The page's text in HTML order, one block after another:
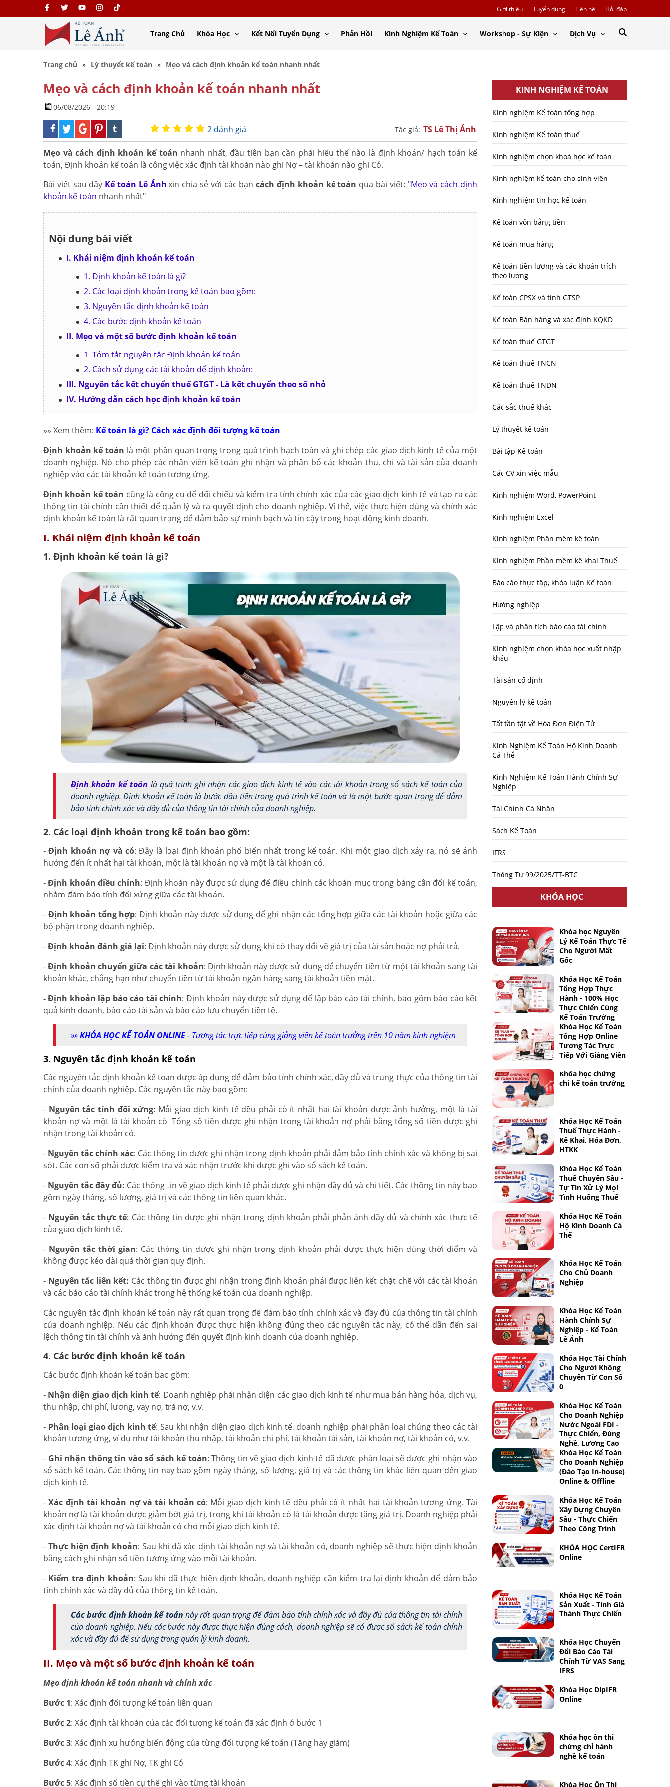
Giới thiệu Tuyển dụng Liên hệ Hỏi đáp
Trang Chủ Khóa Học Kết Nối Tuyển Dụng Phản Hồi Kinh Nghiệm Kế Toán Workshop - Sự Kiện Dịch Vụ
Trang chủ Lý thuyết kế toán Mẹo và cách định khoản kế toán nhanh nhất
Mẹo và cách định khoản kế toán nhanh nhất
06/08/2026 - 20:19
2 đánh giá Tác giả: TS Lê Thị Ánh
Mẹo và cách định khoản kế toán nhanh nhất, đầu tiên bạn cần phải hiểu thế nào là định khoản/ hạch toán kế
toán, Định khoản kế toán là công việc xác định tài khoản nào ghi Nợ – tài khoản nào ghi Có.
Bài viết sau đây Kế toán Lê Ánh xin chia sẻ với các bạncách định khoản kế toán qua bài viết: "Mẹo và cách định
khoản kế toán nhanh nhất"
Nội dung bài viết
I. Khái niệm định khoản kế toán
1. Định khoản kế toán là gì?
2. Các loại định khoản trong kế toán bao gồm:
3. Nguyên tắc định khoản kế toán
4. Các bước định khoản kế toán
II. Mẹo và một số bước định khoản kế toán
1. Tóm tắt nguyên tắc Định khoản kế toán
2. Cách sử dụng các tài khoản để định khoản:
III. Nguyên tắc kết chuyển thuế GTGT - Là kết chuyển theo số nhỏ
IV. Hướng dẫn cách học định khoản kế toán
»» Xem thêm: Kế toán là gì? Cách xác định đối tượng kế toán
Định khoản kế toán là một phần quan trọng trong quá trình hạch toán và ghi chép các giao dịch kinh tế của một
doanh nghiệp. Nó cho phép các nhân viên kế toán ghi nhận và phân bổ các khoản thu, chi và tài sản của doanh
nghiệp vào các tài khoản kế toán tương ứng.
Định khoản kế toán cũng là công cụ để đối chiếu và kiểm tra tính chính xác của các giao dịch kinh tế và tạo ra các
thông tin tài chính cần thiết để quản lý và ra quyết định cho doanh nghiệp. Vì thế, việc thực hiện đúng và chính xác
định khoản kế toán là rất quan trọng để đảm bảo sự minh bạch và tin cậy trong hoạt động kinh doanh.
I. Khái niệm định khoản kế toán
1. Định khoản kế toán là gì?
Định khoản kế toán là quá trình ghi nhận các giao dịch kinh tế vào các tài khoản trong sổ sách kế toán của
doanh nghiệp. Định khoản kế toán là bước đầu tiên trong quá trình kế toán và là một bước quan trọng để đảm
bảo tính chính xác và đầy đủ của thông tin tài chính của doanh nghiệp.
2. Các loại định khoản trong kế toán bao gồm:
- Định khoản nợ và có: Đây là loại định khoản phổ biến nhất trong kế toán. Khi một giao dịch xảy ra, nó sẽ ảnh
hưởng đến ít nhất hai tài khoản, một là tài khoản nợ và một là tài khoản có.
-Định khoản điều chỉnh: Định khoản này được sử dụng để điều chỉnh các khoản mục trong bảng cân đối kế toán,
nhằm đảm bảo tính đối xứng giữa các tài khoản.
- Định khoản tổng hợp: Định khoản này được sử dụng để ghi nhận các tổng hợp giữa các tài khoản hoặc giữa các
bộ phận trong doanh nghiệp.
-Định khoản đánh giá lại: Định khoản này được sử dụng khi có thay đổi về giá trị của tài sản hoặc nợ phải trả.
-Định khoản chuyển giữa các tài khoản: Định khoản này được sử dụng để chuyển tiền từ một tài khoản sang tài
khoản khác, chẳng hạn như chuyển tiền từ tài khoản ngân hàng sang tài khoản tiền mặt.
- Định khoản lập báo cáo tài chính: Định khoản này được sử dụng để lập báo cáo tài chính, bao gồm báo cáo kết
quả kinh doanh, báo cáo tài sản và báo cáo lưu chuyển tiền tệ.
»»KHÓA HỌC KẾ TOÁN ONLINE- Tương tác trực tiếp cùng giảng viên kế toán trưởng trên 10 năm kinh nghiệm
3. Nguyên tắc định khoản kế toán
Các nguyên tắc định khoản kế toán được áp dụng để đảm bảo tính chính xác, đầy đủ và trung thực của thông tin tài
chính của doanh nghiệp. Các nguyên tắc này bao gồm:
- Nguyên tắc tính đối xứng: Mỗi giao dịch kinh tế đều phải có ít nhất hai tài khoản được ảnh hưởng, một là tài
khoản nợ và một là tài khoản có. Tổng số tiền được ghi nhận trong tài khoản nợ phải bằng tổng số tiền được ghi
nhận trong tài khoản có.
- Nguyên tắc chính xác: Các thông tin được ghi nhận trong định khoản phải đảm bảo tính chính xác và không bị sai
sót. Các con số phải được kiểm tra và xác nhận trước khi được ghi vào sổ sách kế toán.
- Nguyên tắc đầy đủ: Các thông tin về giao dịch kinh tế phải được ghi nhận đầy đủ và chi tiết. Các thông tin này bao
gồm ngày tháng, số lượng, giá trị và các thông tin liên quan khác.
- Nguyên tắc thực tế: Các thông tin được ghi nhận trong định khoản phải phản ánh đầy đủ và chính xác thực tế
của giao dịch kinh tế.
- Nguyên tắc thời gian: Các thông tin được ghi nhận trong định khoản phải được thực hiện đúng thời điểm và
không được kéo dài quá thời gian quy định.
- Nguyên tắc liên kết: Các thông tin được ghi nhận trong định khoản phải được liên kết chặt chẽ với các tài khoản
và các báo cáo tài chính khác trong hệ thống kế toán của doanh nghiệp.
Các nguyên tắc định khoản kế toán này rất quan trọng để đảm bảo tính chính xác và đầy đủ của thông tin tài chính
của doanh nghiệp. Nếu các định khoản được thực hiện không đúng theo các nguyên tắc này, có thể dẫn đến sai
lệch thông tin tài chính và ảnh hưởng đến quyết định kinh doanh của doanh nghiệp.
4. Các bước định khoản kế toán
Các bước định khoản kế toán bao gồm:
- Nhận diện giao dịch kinh tế: Doanh nghiệp phải nhận diện các giao dịch kinh tế như mua bán hàng hóa, dịch vụ,
thu nhập, chi phí, lương, vay nợ, trả nợ, v.v.
- Phân loại giao dịch kinh tế: Sau khi nhận diện giao dịch kinh tế, doanh nghiệp phải phân loại chúng theo các tài
khoản tương ứng, ví dụ như tài khoản thu nhập, tài khoản chi phí, tài khoản tài sản, tài khoản nợ, tài khoản có, v.v.
- Ghi nhận thông tin vào sổ sách kế toán: Thông tin về giao dịch kinh tế đã được phân loại sẽ được ghi nhận vào
sổ sách kế toán. Các thông tin này bao gồm ngày tháng, số lượng, giá trị và các thông tin khác liên quan đến giao
dịch kinh tế.
-Xác định tài khoản nợ và tài khoản có: Mỗi giao dịch kinh tế đều phải có ít nhất hai tài khoản tương ứng. Tài
khoản nợ là tài khoản được giảm bớt giá trị, trong khi tài khoản có là tài khoản được tăng giá trị. Doanh nghiệp phải
xác định tài khoản nợ và tài khoản có cho mỗi giao dịch kinh tế.
- Thực hiện định khoản: Sau khi đã xác định tài khoản nợ và tài khoản có, doanh nghiệp sẽ thực hiện định khoản
bằng cách ghi nhận số tiền tương ứng vào mỗi tài khoản.
- Kiểm tra định khoản: Sau khi đã thực hiện định khoản, doanh nghiệp cần kiểm tra lại định khoản để đảm bảo
tính chính xác và đầy đủ của thông tin kế toán.
Các bước định khoản kế toán này rất quan trọng để đảm bảo tính chính xác và đầy đủ của thông tin tài chính
của doanh nghiệp. Nếu các bước này được thực hiện đúng cách, doanh nghiệp sẽ có được sổ sách kế toán chính
xác và đầy đủ để sử dụng trong quản lý kinh doanh.
II. Mẹo và một số bước định khoản kế toán
Mẹo định khoản kế toán nhanh và chính xác
Bước 1: Xác định đối tượng kế toán liên quan
Bước 2: Xác định tài khoản của các đối tượng kế toán đã xác định ở bước 1
Bước 3: Xác định xu hướng biến động của từng đối tượng kế toán (Tăng hay giảm)
Bước 4: Xác định TK ghi Nợ, TK ghi Có
Bước 5: Xác định số tiền cụ thể ghi vào từng tài khoản
KINH NGHIỆM KẾ TOÁN
Kinh nghiệm Kế toán tổng hợp
Kinh nghiệm Kế toán thuế
Kinh nghiệm chọn khoá học kế toán
Kinh nghiệm kế toán cho sinh viên
Kinh nghiệm tin học kế toán
Kế toán vốn bằng tiền
Kế toán mua hàng
Kế toán tiền lương và các khoản trích
theo lương
Kế toán CPSX và tính GTSP
Kế toán Bán hàng và xác định KQKD
Kế toán thuế GTGT
Kế toán thuế TNCN
Kế toán thuế TNDN
Các sắc thuế khác
Lý thuyết kế toán
Bài tập Kế toán
Các CV xin việc mẫu
Kinh nghiệm Word, PowerPoint
Kinh nghiệm Excel
Kinh nghiệm Phần mềm kế toán
Kinh nghiệm Phần mềm kê khai Thuế
Báo cáo thực tập, khóa luận Kế toán
Hướng nghiệp
Lập và phân tích báo cáo tài chính
Kinh nghiệm chọn khóa học xuất nhập
khẩu
Tài sản cố định
Nguyên lý kế toán
Tất tần tật về Hóa Đơn Điện Tử
Kinh Nghiệm Kế Toán Hộ Kinh Doanh
Cá Thể
Kinh Nghiệm Kế Toán Hành Chính Sự
Nghiệp
Tài Chính Cá Nhân
Sách Kế Toán
IFRS
Thông Tư 99/2025/TT-BTC
KHÓA HỌC
Khóa học Nguyên
Lý Kế Toán Thực Tế
Cho Người Mất
Gốc
Khóa Học Kế Toán
Tổng Hợp Thực
Hành - 100% Học
Thực Chiến Cùng
Kế Toán Trưởng
Khóa Học Kế Toán
Tổng Hợp Online
Tương Tác Trực
Tiếp Với Giảng Viên
Khóa học chứng
chỉ kế toán trưởng
Khóa Học Kế Toán
Thuế Thực Hành -
Kê Khai, Hóa Đơn,
HTKK
Khóa Học Kế Toán
Thuế Chuyên Sâu -
Tự Tin Xử Lý Mọi
Tình Huống Thuế
Khóa Học Kế Toán
Hộ Kinh Doanh Cá
Thể
Khóa Học Kế Toán
Cho Chủ Doanh
Nghiệp
Khóa Học Kế Toán
Hành Chính Sự
Nghiệp - Kế Toán
Lê Ánh
Khóa Học Tài Chính
Cho Người Không
Chuyên Từ Con Số
0
Khóa Học Kế Toán
Cho Doanh Nghiệp
Nước Ngoài FDI -
Thực Chiến, Đúng
Nghề, Lương Cao
Khóa Học Kế Toán
Cho Doanh Nghiệp
(Đào Tạo In-house)
Online & Offline
Khóa Học Kế Toán
Xây Dựng Chuyên
Sâu - Thực Chiến
Theo Công Trình
KHÓA HỌC CertIFR
Online
Khóa Học Kế Toán
Sản Xuất - Tính Giá
Thành Thực Chiến
Khóa Học Chuyển
Đổi Báo Cáo Tài
Chính Từ VAS Sang
IFRS
Khóa Học DipIFR
Online
Khóa học ôn thi
chứng chỉ hành
nghề kế toán
Khóa Học Ôn Thi